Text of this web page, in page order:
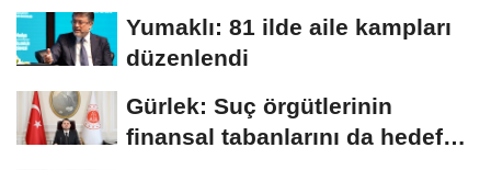
Yumaklı: 81 ilde aile kampları
düzenlendi
Gürlek: Suç örgütlerinin
finansal tabanlarını da hedef